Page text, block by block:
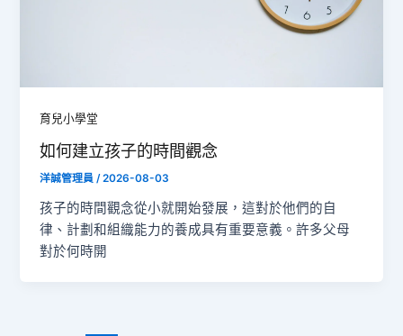
育兒小學堂
如何建立孩子的時間觀念
洋誠管理員/2026-08-03
孩子的時間觀念從小就開始發展，這對於他們的自
律、計劃和組織能力的養成具有重要意義。許多父母
對於何時開